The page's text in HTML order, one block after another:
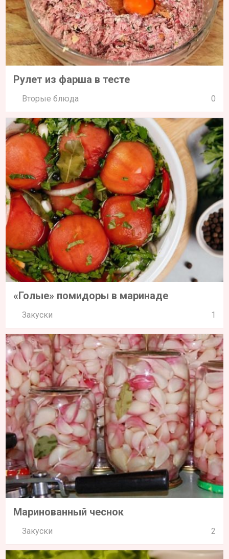
Рулет из фарша в тесте
Вторые блюда 0
«Голые» помидоры в маринаде
Закуски 1
Маринованный чеснок
Закуски 2